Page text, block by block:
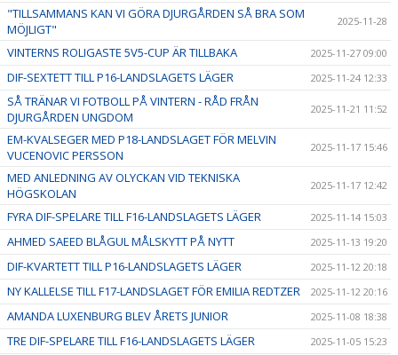
"TILLSAMMANS KAN VI GÖRA DJURGÅRDEN SÅ BRA SOM
MÖJLIGT"
2025-11-28
VINTERNS ROLIGASTE 5V5-CUP ÄR TILLBAKA 2025-11-27 09:00
DIF-SEXTETT TILL P16-LANDSLAGETS LÄGER 2025-11-24 12:33
SÅ TRÄNAR VI FOTBOLL PÅ VINTERN - RÅD FRÅN
DJURGÅRDEN UNGDOM
2025-11-21 11:52
EM-KVALSEGER MED P18-LANDSLAGET FÖR MELVIN
VUCENOVIC PERSSON
2025-11-17 15:46
MED ANLEDNING AV OLYCKAN VID TEKNISKA
HÖGSKOLAN
2025-11-17 12:42
FYRA DIF-SPELARE TILL F16-LANDSLAGETS LÄGER 2025-11-14 15:03
AHMED SAEED BLÅGUL MÅLSKYTT PÅ NYTT 2025-11-13 19:20
DIF-KVARTETT TILL P16-LANDSLAGETS LÄGER 2025-11-12 20:18
NY KALLELSE TILL F17-LANDSLAGET FÖR EMILIA REDTZER 2025-11-12 20:16
AMANDA LUXENBURG BLEV ÅRETS JUNIOR 2025-11-08 18:38
TRE DIF-SPELARE TILL F16-LANDSLAGETS LÄGER 2025-11-05 15:23